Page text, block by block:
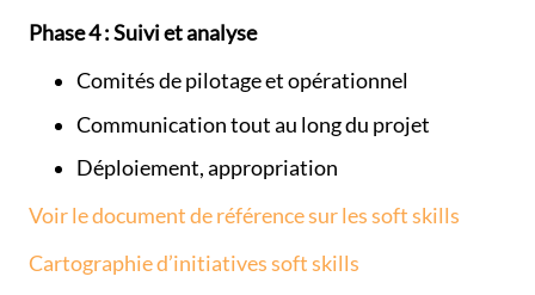
Phase 4 : Suivi et analyse
Comités de pilotage et opérationnel
Communication tout au long du projet
Déploiement, appropriation
Voir le document de référence sur les soft skills
Cartographie d’initiatives soft skills